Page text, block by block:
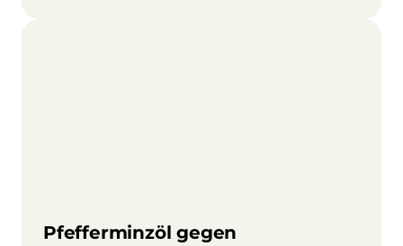
Pfefferminzöl gegen